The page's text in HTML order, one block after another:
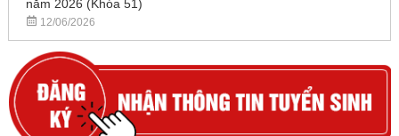
năm 2026 (Khóa 51)
12/06/2026